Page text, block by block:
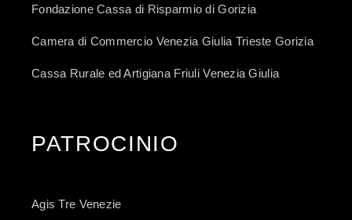
Fondazione Cassa di Risparmio di Gorizia
Camera di Commercio Venezia Giulia Trieste Gorizia
Cassa Rurale ed Artigiana Friuli Venezia Giulia
PATROCINIO
Agis Tre Venezie